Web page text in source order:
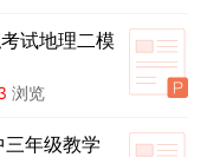
试地理二模
浏览
年级教学